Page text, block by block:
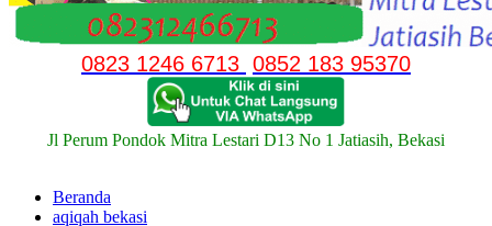
0823 1246 6713 0852 183 95370
Jl Perum Pondok Mitra Lestari D13 No 1 Jatiasih, Bekasi
Beranda
aqiqah bekasi